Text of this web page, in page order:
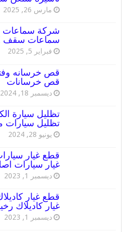
مارس 26, 2025
سماعات سقف BOSE أصلية
فبراير 5, 2025
قص خرسانات
ديسمبر 18, 2024
تظليل سيارات
يونيو 28, 2024
غيار سيارات
ديسمبر 1, 2023
غيار كاديلاك
ديسمبر 1, 2023